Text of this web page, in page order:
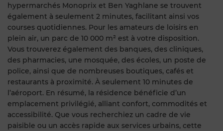
hypermarchés Monoprix et Ben Yaghlane se trouvent
également à seulement 2 minutes, facilitant ainsi vos
courses quotidiennes. Pour les amateurs de loisirs en
plein air, un parc de 10 000 m² est à votre disposition.
Vous trouverez également des banques, des cliniques,
des pharmacies, une mosquée, des écoles, un poste de
police, ainsi que de nombreuses boutiques, cafés et
restaurants à proximité. À seulement 10 minutes de
l’aéroport. En résumé, la résidence bénéficie d’un
emplacement privilégié, alliant confort, commodités et
accessibilité. Que vous recherchiez un cadre de vie
paisible ou un accès rapide aux services urbains, cette